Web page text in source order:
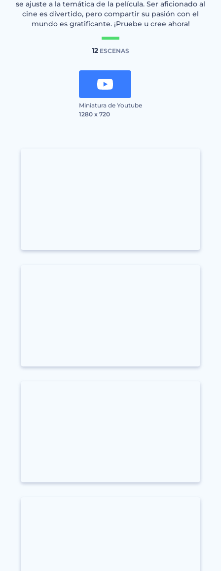
se ajuste a la temática de la película. Ser aficionado al
cine es divertido, pero compartir su pasión con el
mundo es gratificante. ¡Pruebe u cree ahora!
12 ESCENAS
Miniatura de Youtube
1280 x 720